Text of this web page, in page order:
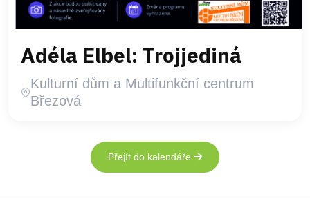
Adéla Elbel: Trojjediná
Kulturní dům a Multifunkční centrum
Březová
Přejít do kalendáře